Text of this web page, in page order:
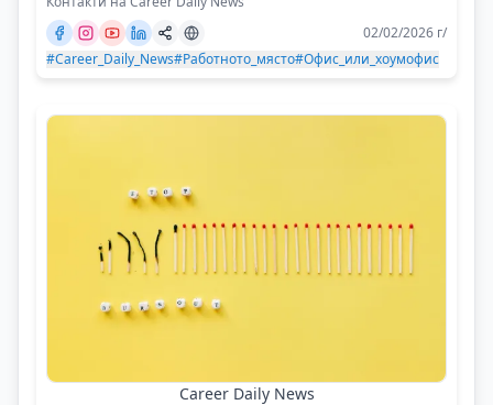
02/02/2026 г/
#Career_Daily_News#Работното_място#Офис_или_хоумофис
Career Daily News